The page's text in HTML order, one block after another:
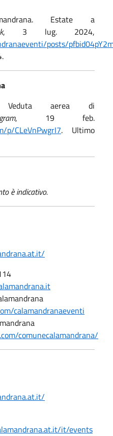
Estate a
, 3 lug. 2024,
posts/
Veduta aerea di
, 19 feb.
p/CLeVnPwgrI7. Ultimo
è indicativo.
calamandranaeventi
comunecalamandrana/
it/events